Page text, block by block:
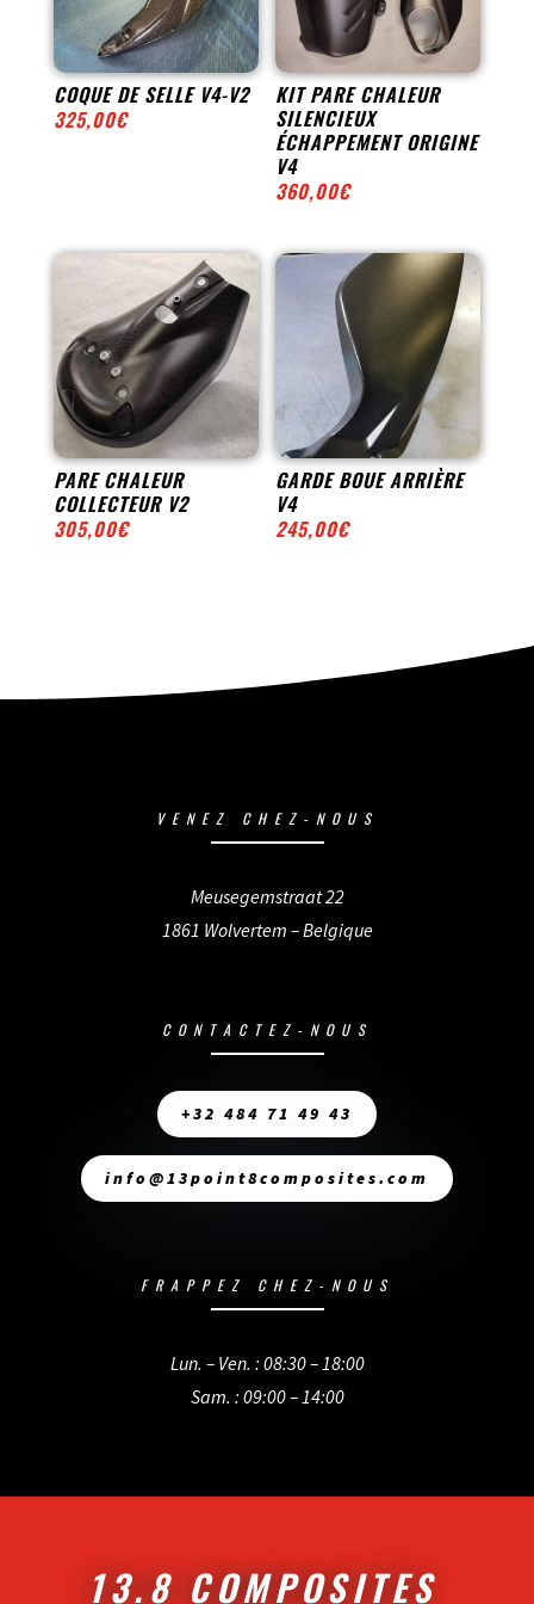
COQUE DE SELLE V4-V2
325,00€
KIT PARE CHALEUR
SILENCIEUX
ÉCHAPPEMENT ORIGINE
V4
360,00€
PARE CHALEUR
COLLECTEUR V2
305,00€
GARDE BOUE ARRIÈRE
V4
245,00€
VENEZ CHEZ-NOUS
Meusegemstraat 22
1861 Wolvertem – Belgique
CONTACTEZ-NOUS
+32 484 71 49 43
info@13point8composites.com
FRAPPEZ CHEZ-NOUS
Lun. – Ven. : 08:30 – 18:00
Sam. : 09:00 – 14:00
13.8 COMPOSITES